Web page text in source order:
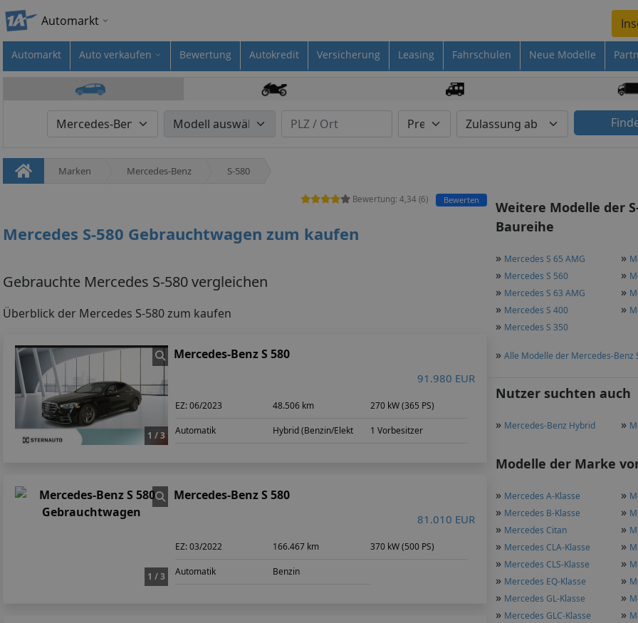
Automarkt
Automarkt Auto verkaufen Bewertung Autokredit Versicherung Leasing Fahrschulen Neue Modelle
Marken Mercedes-Benz S-580
Weitere Modelle der
Baureihe
» Mercedes S 65 AMG »
» Mercedes S 560 »
» Mercedes S 63 AMG »
» Mercedes S 400 »
» Mercedes S 350
» Alle Modelle der Mercedes-Benz
Nutzer suchten auch
» Mercedes-Benz Hybrid »
Modelle der Marke
» Mercedes A-Klasse »
» Mercedes B-Klasse »
» Mercedes Citan »
» Mercedes CLA-Klasse »
» Mercedes CLS-Klasse »
» Mercedes EQ-Klasse »
» Mercedes GL-Klasse »
» Mercedes GLC-Klasse »
Bewertung: 4,34 (6) Bewerten
Mercedes S-580 Gebrauchtwagen zum kaufen
Gebrauchte Mercedes S-580 vergleichen
Überblick der Mercedes S-580 zum kaufen
1 / 3
Mercedes-Benz S 580
91.980 EUR
EZ:06/2023 48.506 km 270 kW (365 PS)
Automatik Hybrid (Benzin/Elekt 1 Vorbesitzer
1 / 3
Mercedes-Benz S 580
81.010 EUR
EZ:03/2022 166.467 km 370 kW (500 PS)
Automatik Benzin